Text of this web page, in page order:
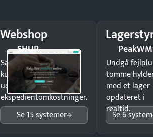
Webshop
SHUP
Sælg produkter 24/7 til
kunder i hele landet
uden
ekspedientomkostninger.
Se 15 systemer
Undgå
tomme
med et lager
opdateret i
realtid.
Se 6